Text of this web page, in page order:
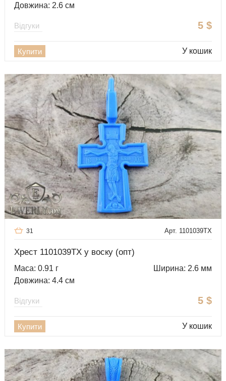
Довжина: 2.6 см
5 $
Відгуки
Купити У кошик
Арт. 1101039TX
31
Хрест 1101039TX у воску (опт)
Маса: 0.91 г
Ширина: 2.6 мм
Довжина: 4.4 см
5 $
Відгуки
Купити У кошик